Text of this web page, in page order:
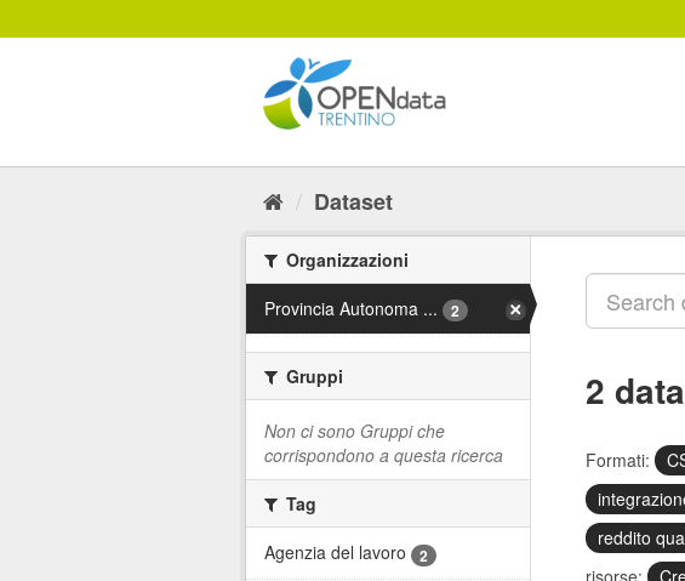
al
Dataset
Organizzazioni
Provincia Autonoma ...
2
Gruppi
Non ci sono Gruppi che
corrispondono a questa ricerca
Tag
Agenzia del lavoro
2
2
Formati:
reddito
risorse: